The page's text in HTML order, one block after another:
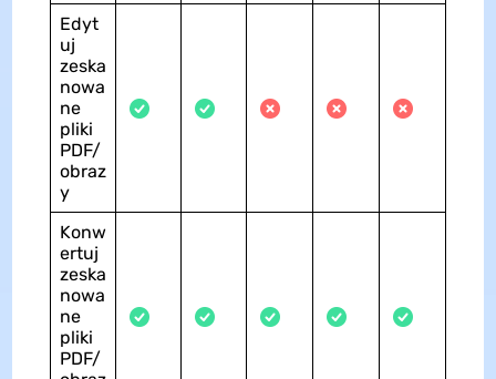
Edyt
uj
zeska
nowa
ne
pliki
PDF/
obraz
y
Konw
ertuj
zeska
nowa
ne
pliki
PDF/